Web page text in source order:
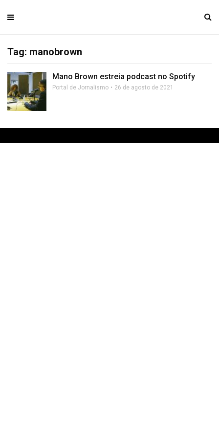
Tag: manobrown
Mano Brown estreia podcast no Spotify
Portal de Jornalismo 26 de agosto de 2021